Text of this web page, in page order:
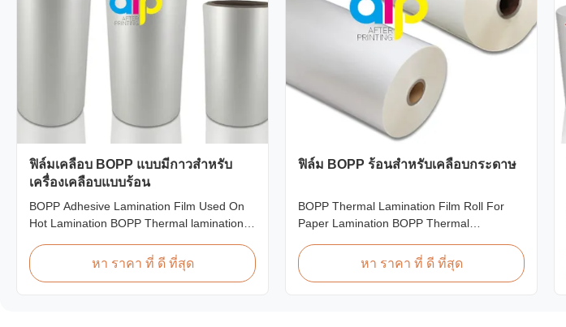
ฟิล์มเคลือบ BOPP แบบมีกาวสำหรับ
เครื่องเคลือบแบบร้อน
BOPP Adhesive Lamination Film Used On
Hot Lamination BOPP Thermal lamination
particularly offset printing. It consists of
BOPP + EVA composite materials. BOPP
หา ราคา ที่ ดี ที่สุด
ฟิล์ม BOPP ร้อนสำหรับเคลือบกระดาษ
BOPP Thermal Lamination Film Roll For
Paper Lamination BOPP Thermal
of printing, especially offset printing. It is
composited of BOPP + EVA. BOPP,
หา ราคา ที่ ดี ที่สุด